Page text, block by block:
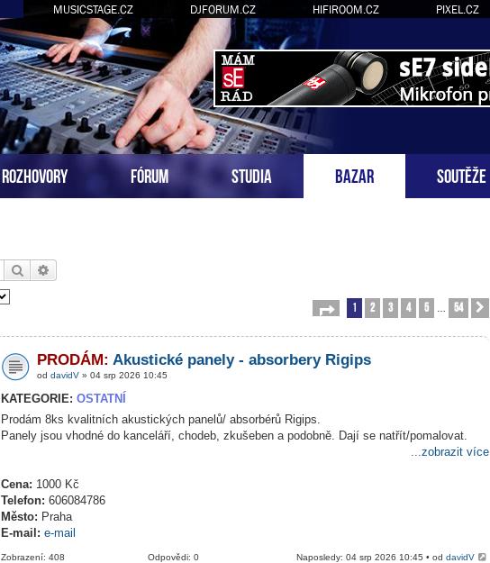
MUSICSTAGE.CZ DJFORUM.CZ HIFIROOM.CZ PIXEL.CZ
ROZHOVORY FÓRUM STUDIA BAZAR SOUTĚŽE
Hledat
Stránka 1z 54
1 2 3 4 5 54
PRODÁM: Akustické panely - absorbery Rigips
od davidV » 04 srp 2026 10:45
KATEGORIE: OSTATNÍ
Prodám 8ks kvalitních akustických panelů/ absorbérů Rigips.
Panely jsou vhodné do kanceláří, chodeb, zkušeben a podobně. Dají se natřít/pomalovat.
...zobrazit více
Cena: 1000 Kč
Telefon: 606084786
Město: Praha
E-mail: e-mail
Naposledy: 04 srp 2026 10:45 • oddavidV
Odpovědi: 0
Zobrazení: 408